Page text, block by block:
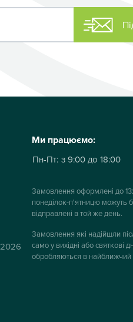
2026
Ми працюємо:
Пн-Пт: з 9:00 до 18:00
Замовлення оформлені до
понеділок-п'ятницю можуть
відправлені в той же день.
Замовлення які надійшли
само у вихідні або святкові
обробляються в найближчий